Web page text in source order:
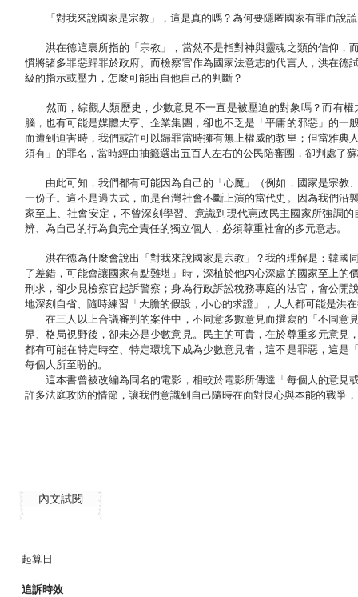
「對我來說國家是宗教」，這是真的嗎？為何要隱匿國家有罪而說
洪在德這裏所指的「宗教」，當然不是指對神與靈魂之類的信仰，
慣將諸多罪惡歸罪於政府。而檢察官作為國家法意志的代言人，洪在
級的指示或壓力，怎麼可能出自他自己的判斷？
然而，綜觀人類歷史，少數意見不一直是被壓迫的對象嗎？而有權
腦，也有可能是媒體大亨、企業集團，卻也不乏是「平庸的邪惡」的
而遭到迫害時，我們或許可以歸罪當時擁有無上權威的教皇；但當雅
須有」的罪名，當時經由抽籤選出五百人左右的公民陪審團，卻判處了
由此可知，我們都有可能因為自己的「心魔」（例如，國家是宗教
一份子。這不是過去式，而是台灣社會不斷上演的當代史。因為我們
家至上、社會安定，不曾深刻學習、意識到現代憲政民主國家所強調
辨、為自己的行為負完全責任的獨立個人，必須尊重社會的多元意志。
洪在德為什麼會說出「對我來說國家是宗教」？我的理解是：韓國
了差錯，可能會讓國家有點難堪」時，深植於他內心深處的國家至上
刑求，卻少見檢察官起訴警察；身為行政訴訟稅務專庭的法官，會公
地深刻自省、隨時練習「大膽的假設，小心的求證」，人人都可能是洪
在三人以上合議審判的案件中，不同意多數意見而撰寫的「不同意
界、格局視野後，卻未必是少數意見。民主的可貴，在於尊重多元意
都有可能在特定時空、特定環境下成為少數意見者，這不是罪惡，這
每個人所至盼的。
這本書曾被改編為同名的電影，相較於電影所傳達「每個人的意見
許多法庭攻防的情節，讓我們意識到自己隨時在面對良心與本能的戰爭
內文試閱
起算日
追訴時效